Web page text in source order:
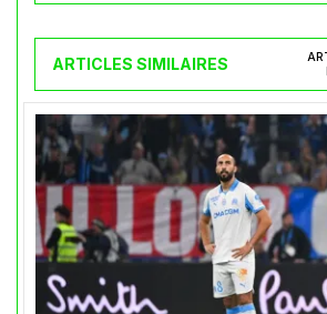
ARTICLES SIMILAIRES